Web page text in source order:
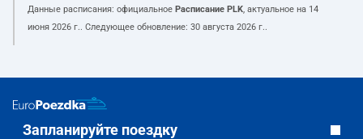
Данные расписания: официальное Расписание PLK, актуальное на 14
июня 2026 г.. Следующее обновление: 30 августа 2026 г..
Запланируйте поездку